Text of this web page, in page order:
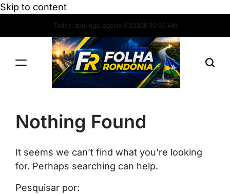
Skip to content
Today: domingo, agosto 9 20266:30:05 AM
Nothing Found
It seems we can’t find what you’re looking
for. Perhaps searching can help.
Pesquisar por: